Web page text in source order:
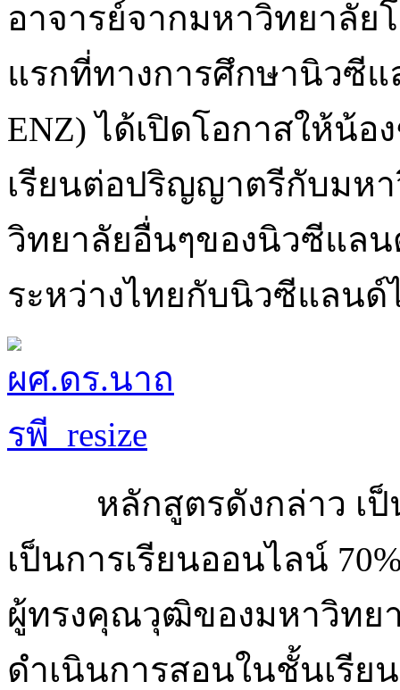
อาจารย์จากมหาวิทยาลัย
แรกที่ทางการศึกษานิวซีแล
ENZ) ได้เปิดโอกาสให้น้
เรียนต่อปริญญาตรีกับมห
วิทยาลัยอื่นๆของนิวซีแลน
ระหว่างไทยกับนิวซีแลนด์
หลักสูตรดังกล่าว เ
เป็นการเรียนออนไลน์
ผู้ทรงคุณวุฒิของมหาวิทย
ดำเนินการสอนในชั้นเรีย